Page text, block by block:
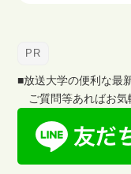
■放送大学の便利な最
ご質問等あればお気